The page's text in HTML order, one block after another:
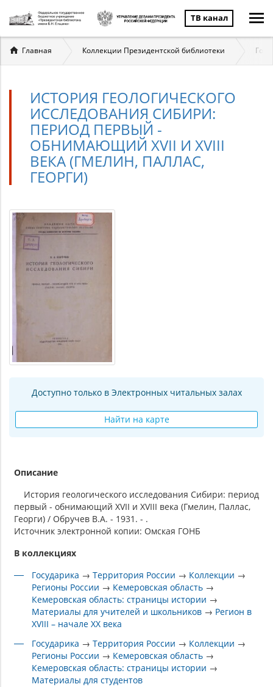
ТВ канал
Вы
здесь
Главная Коллекции Президентской библиотеки
ИСТОРИЯ ГЕОЛОГИЧЕСКОГО
ИССЛЕДОВАНИЯ СИБИРИ:
ПЕРИОД ПЕРВЫЙ -
ОБНИМАЮЩИЙ XVII И XVIII
ВЕКА (ГМЕЛИН, ПАЛЛАС,
ГЕОРГИ)
Доступно только в Электронных читальных залах
Найти на карте
Описание
История геологического исследования Сибири: период
первый - обнимающий XVII и XVIII века (Гмелин, Паллас,
Георги) / Обручев В.А. - 1931. - .
Источник электронной копии: Омская ГОНБ
В коллекциях
Государика →Территория России → Коллекции →
Регионы России → Кемеровская область →
Кемеровская область: страницы истории →
Материалы для учителей и школьников → Регион в
XVIII – начале XX века
Государика →Территория России → Коллекции →
Регионы России → Кемеровская область →
Кемеровская область: страницы истории →
Материалы для студентов